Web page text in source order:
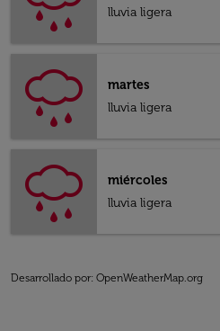
lluvia ligera
martes
lluvia ligera
miércoles
lluvia ligera
Desarrollado por: OpenWeatherMap.org